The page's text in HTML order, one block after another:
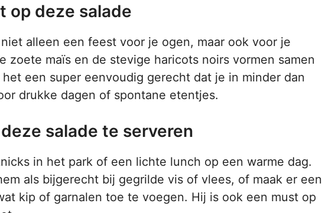
op deze salade
alleen een feest voor je ogen, maar ook voor je
zoete maïs en de stevige haricots noirs vormen samen
een super eenvoudig gerecht dat je in minder dan
drukke dagen of spontane etentjes.
salade te serveren
in het park of een lichte lunch op een warme dag.
als bijgerecht bij gegrilde vis of vlees, of maak er een
kip of garnalen toe te voegen. Hij is ook een must op